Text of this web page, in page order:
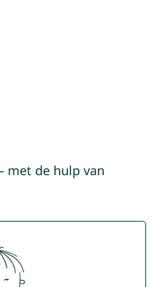
met de hulp van